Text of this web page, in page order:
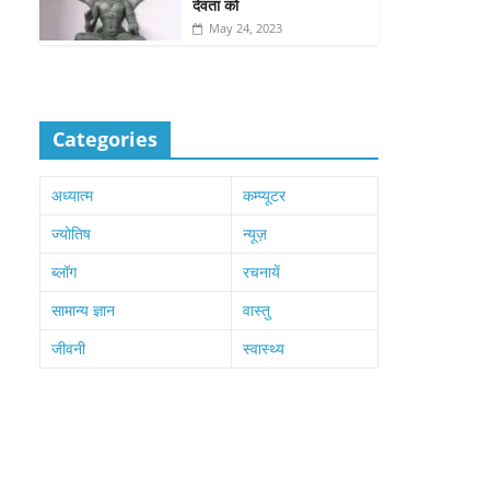
देवता को
May 24, 2023
Categories
अध्यात्म
कम्प्यूटर
ज्योतिष
न्यूज़
ब्लॉग
रचनायें
सामान्य ज्ञान
वास्तु
जीवनी
स्वास्थ्य